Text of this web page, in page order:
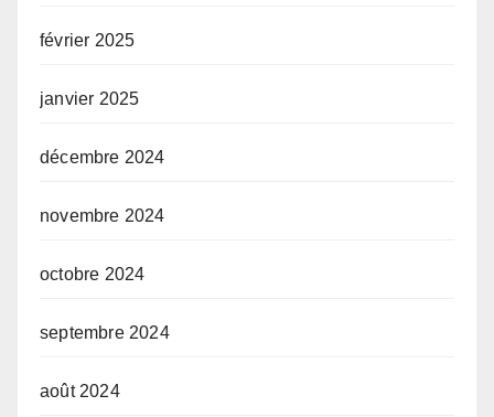
février 2025
janvier 2025
décembre 2024
novembre 2024
octobre 2024
septembre 2024
août 2024